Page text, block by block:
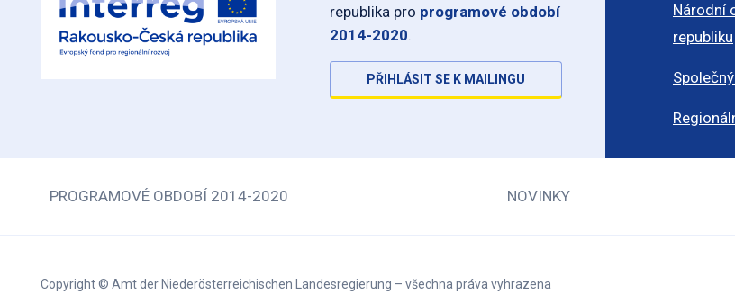
republika pro programové období
2014-2020.
PŘIHLÁSIT SE K MAILINGU
Národní
republiku
PROGRAMOVÉ OBDOBÍ 2014-2020 NOVINKY
Copyright © Amt der Niederösterreichischen Landesregierung – všechna práva vyhrazena